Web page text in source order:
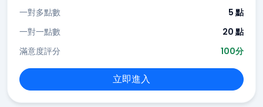
一對多點數
5 點
一對一點數
20 點
滿意度評分
100分
立即進入